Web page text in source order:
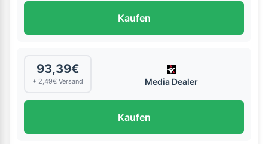
Kaufen
Media Dealer
93,39€
+ 2,49€ Versand
Kaufen